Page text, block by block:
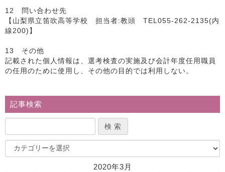
12 問い合わせ先
【山梨県立笛吹高等学校 担当者:教頭 TEL055-262-2135(内
線200)】
13 その他
記載された個人情報は、選考検査の実施及び会計年度任用職員
の任用のために使用し、その他の目的では利用しない。
記事検索
2020年3月